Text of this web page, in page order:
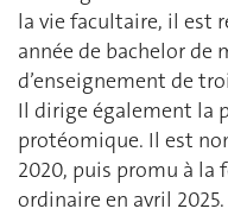
la vie facultaire, il est
année de bachelor de
d’enseignement de
Il dirige également la
protéomique. Il est
2020, puis promu à la
ordinaire en avril 2025.